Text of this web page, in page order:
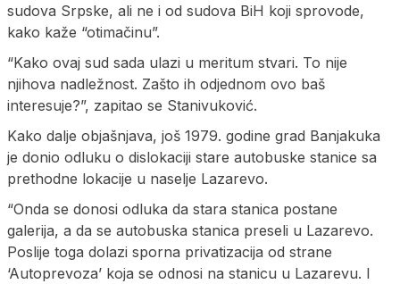
sudova Srpske, ali ne i od sudova BiH koji sprovode,
kako kaže “otimačinu”.
“Kako ovaj sud sada ulazi u meritum stvari. To nije
njihova nadležnost. Zašto ih odjednom ovo baš
interesuje?”, zapitao se Stanivuković.
Kako dalje objašnjava, još 1979. godine grad Banjakuka
je donio odluku o dislokaciji stare autobuske stanice sa
prethodne lokacije u naselje Lazarevo.
“Onda se donosi odluka da stara stanica postane
galerija, a da se autobuska stanica preseli u Lazarevo.
Poslije toga dolazi sporna privatizacija od strane
‘Autoprevoza’ koja se odnosi na stanicu u Lazarevu. I